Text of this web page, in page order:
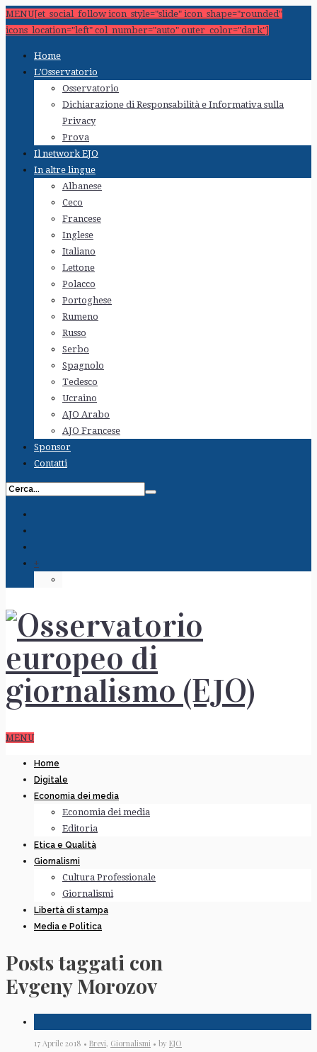
MENU[et_social_follow icon_style="slide" icon_shape="rounded"
icons_location="left" col_number="auto" outer_color="dark"]
Home
L’Osservatorio
Osservatorio
Dichiarazione di Responsabilità e Informativa sulla
Privacy
Prova
Il network EJO
In altre lingue
Albanese
Ceco
Francese
Inglese
Italiano
Lettone
Polacco
Portoghese
Rumeno
Russo
Serbo
Spagnolo
Tedesco
Ucraino
AJO Arabo
AJO Francese
Sponsor
Contatti
+
MENU
Home
Digitale
Economia dei media
Economia dei media
Editoria
Etica e Qualità
Giornalismi
Cultura Professionale
Giornalismi
Libertà di stampa
Media e Politica
Posts taggati con
Evgeny Morozov
17 Aprile 2018 • Brevi, Giornalismi • by EJO